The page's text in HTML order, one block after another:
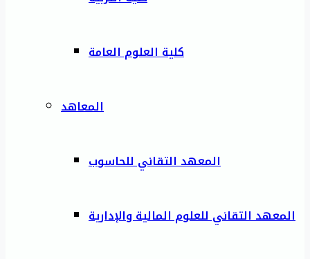
كلية العلوم العامة
المعاهد
المعهد التقاني للحاسوب
المعهد التقاني للعلوم المالية والإدارية